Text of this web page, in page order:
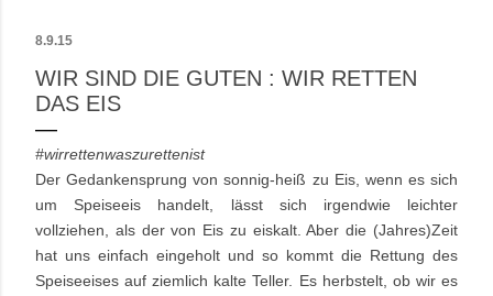
8.9.15
WIR SIND DIE GUTEN : WIR RETTEN
DAS EIS
#wirrettenwaszurettenist
Der Gedankensprung von sonnig-heiß zu Eis, wenn es sich
um Speiseeis handelt, lässt sich irgendwie leichter
vollziehen, als der von Eis zu eiskalt. Aber die (Jahres)Zeit
hat uns einfach eingeholt und so kommt die Rettung des
Speiseeises auf ziemlich kalte Teller. Es herbstelt, ob wir es